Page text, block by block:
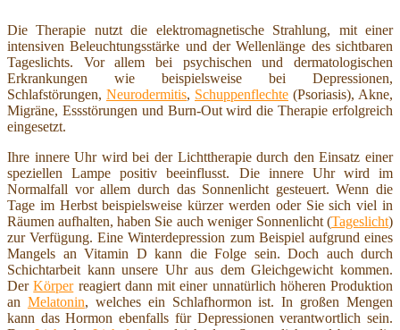
Die Therapie nutzt die elektromagnetische Strahlung, mit einer
intensiven Beleuchtungsstärke und der Wellenlänge des sichtbaren
Tageslichts. Vor allem bei psychischen und dermatologischen
Erkrankungen wie beispielsweise bei Depressionen,
Schlafstörungen, Neurodermitis, Schuppenflechte (Psoriasis), Akne,
Migräne, Essstörungen und Burn-Out wird die Therapie erfolgreich
eingesetzt.
Ihre innere Uhr wird bei der Lichttherapie durch den Einsatz einer
speziellen Lampe positiv beeinflusst. Die innere Uhr wird im
Normalfall vor allem durch das Sonnenlicht gesteuert. Wenn die
Tage im Herbst beispielsweise kürzer werden oder Sie sich viel in
Räumen aufhalten, haben Sie auch weniger Sonnenlicht (Tageslicht)
zur Verfügung. Eine Winterdepression zum Beispiel aufgrund eines
Mangels an Vitamin D kann die Folge sein. Doch auch durch
Schichtarbeit kann unsere Uhr aus dem Gleichgewicht kommen.
DerKörperreagiert dann mit einer unnatürlich höheren Produktion
an Melatonin, welches ein Schlafhormon ist. In großen Mengen
kann das Hormon ebenfalls für Depressionen verantwortlich sein.